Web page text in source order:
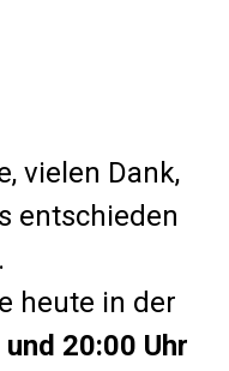
vielen Dank,
entschieden
heute in der
20:00 Uhr